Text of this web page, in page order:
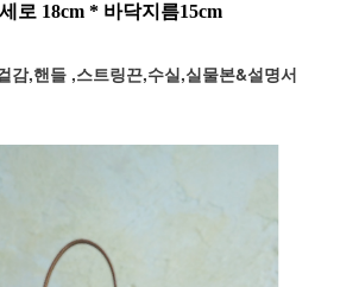
로 18cm * 바닥지름15cm
감,핸들 ,스트링끈,수실,실물본&설명서